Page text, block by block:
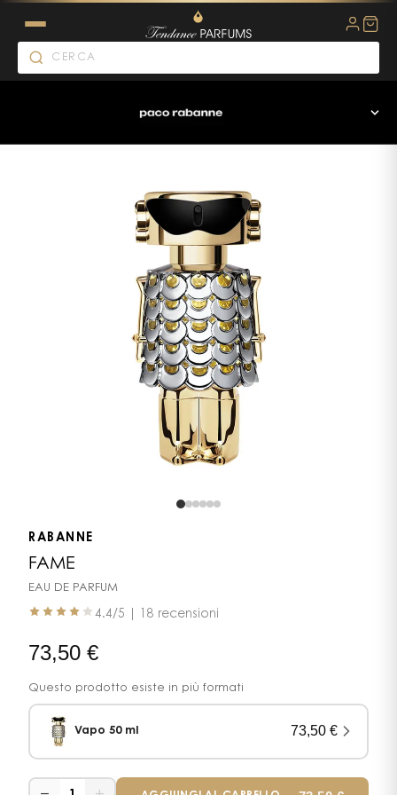
RABANNE
FAME
EAU DE PARFUM
4.4/5 | 18 recensioni
73,50 €
Questo prodotto esiste in più formati
Vapo 50 ml 73,50€